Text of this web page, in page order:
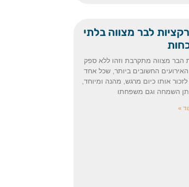
לבר מצווה בלתי
הבר מצווה מתקרבת וזהו ללא ספק
החשובים ביותר, שכל אחד
אותו כיום מרגש, מהנה ומיוחד,
השמחה וגם משפחתו
»